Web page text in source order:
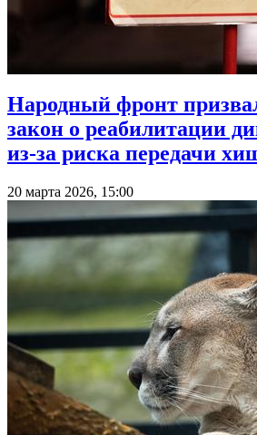
Народный фронт
закон о реабилитации
из-за риска передачи
20 марта 2026, 15:00